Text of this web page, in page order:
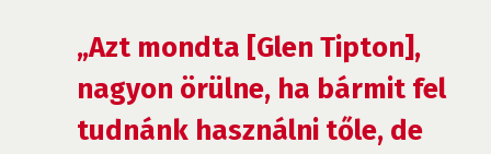
„Azt mondta [Glen Tipton],
nagyon örülne, ha bármit fel
tudnánk használni tőle, de